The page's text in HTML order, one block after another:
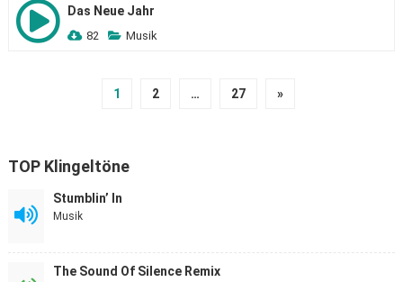
Das Neue Jahr
82 Musik
1 2 … 27 »
TOP Klingeltöne
Stumblin’ In
Musik
The Sound Of Silence Remix